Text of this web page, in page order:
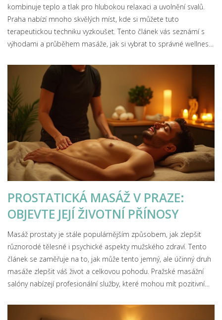
kombinuje teplo a tlak pro hlubokou relaxaci a uvolnění svalů.
Praha nabízí mnoho skvělých míst, kde si můžete tuto
terapeutickou techniku vyzkoušet. Tento článek vás seznámí s
výhodami a průběhem masáže, jak si vybrat to správné wellness
Přečtěte si také zajímavé tipy, jak si prožitek z masáže lávovými
kameny co nejvíce užít.
PROSTATICKÁ MASÁŽ V PRAZE:
OBJEVTE JEJÍ ŽIVOTNÍ PŘÍNOSY
Masáž prostaty je stále populárnějším způsobem, jak zlepšit
různorodé tělesné i psychické aspekty mužského zdraví. Tento
článek se zaměřuje na to, jak může tento jemný, ale účinný druh
masáže zlepšit váš život a celkovou pohodu. Pražské masážní
salóny nabízejí profesionální služby, které mohou mít pozitivní
jaké jsou její výhody a proč se stále více mužů tomuto procesu